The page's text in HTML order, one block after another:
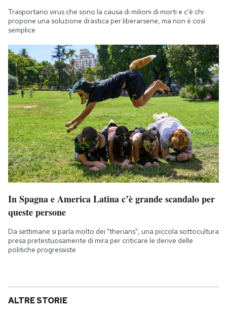
Trasportano virus che sono la causa di milioni di morti e c'è chi
propone una soluzione drastica per liberarsene, ma non è così
semplice
In Spagna e America Latina c’è grande scandalo per
queste persone
Da settimane si parla molto dei "therians", una piccola sottocultura
presa pretestuosamente di mira per criticare le derive delle
politiche progressiste
ALTRE STORIE